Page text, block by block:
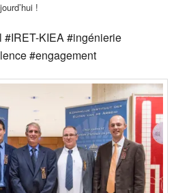
!
#IRET-KIEA #ingénierie
#engagement